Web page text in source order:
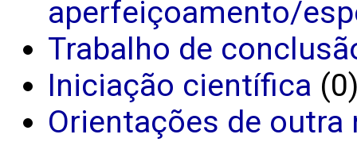
aperfeiçoamento/
Trabalho de
Iniciação científica
Orientações de outra